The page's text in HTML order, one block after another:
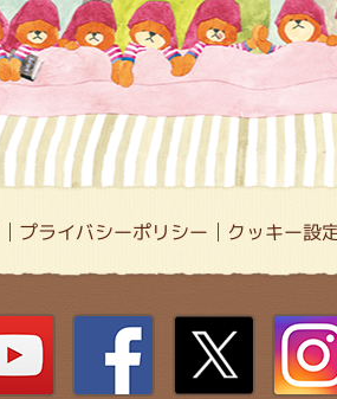
プライバシーポリシー クッキー設